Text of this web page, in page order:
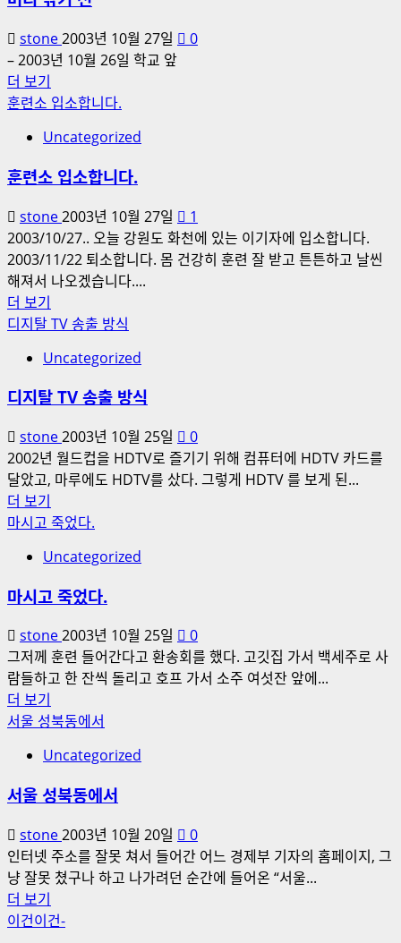
stone2003년 10월 27일
0
– 2003년 10월 26일 학교 앞
더 보기
리
기
전
에
대
해
더
읽
보
훈련소 입소합니다.
Uncategorized
훈련소 입소합니다.
stone2003년 10월 27일
1
2003/10/27.. 오늘 강원도 화천에 있는 이기자에 입소합니다.
2003/11/22 퇴소합니다. 몸 건강히 훈련 잘 받고 튼튼하고 날씬
해져서 나오겠습니다....
더 보기
련
입
소
합
니
다.
에
해
읽
보
디지탈 TV 송출 방식
Uncategorized
디지탈 TV 송출 방식
stone2003년 10월 25일
0
2002년 월드컵을 HDTV로 즐기기 위해 컴퓨터에 HDTV 카드를
달았고, 마루에도 HDTV를 샀다. 그렇게 HDTV 를 보게 된...
더 보기
지
TV
출
방
식
에
해
더
읽
보
마시고 죽었다.
Uncategorized
마시고 죽었다.
stone2003년 10월 25일
0
그저께 훈련 들어간다고 환송회를 했다. 고깃집 가서 백세주로 사
람들하고 한 잔씩 돌리고 호프 가서 소주 여섯잔 앞에...
더 보기
시
죽
었
다.
에
대
해
읽
서울 성북동에서
Uncategorized
서울 성북동에서
stone2003년 10월 20일
0
인터넷 주소를 잘못 쳐서 들어간 어느 경제부 기자의 홈페이지, 그
냥 잘못 쳤구나 하고 나가려던 순간에 들어온 “서울...
더 보기
울
이건이건-